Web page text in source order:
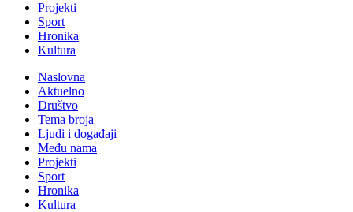
Projekti
Sport
Hronika
Kultura
Naslovna
Aktuelno
Društvo
Tema broja
Ljudi i događaji
Među nama
Projekti
Sport
Hronika
Kultura